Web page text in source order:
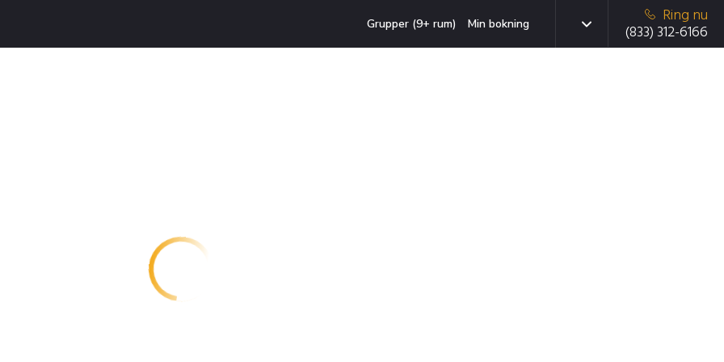
Grupper (9+ rum) Min bokning
Ring nu
(833) 312-6166